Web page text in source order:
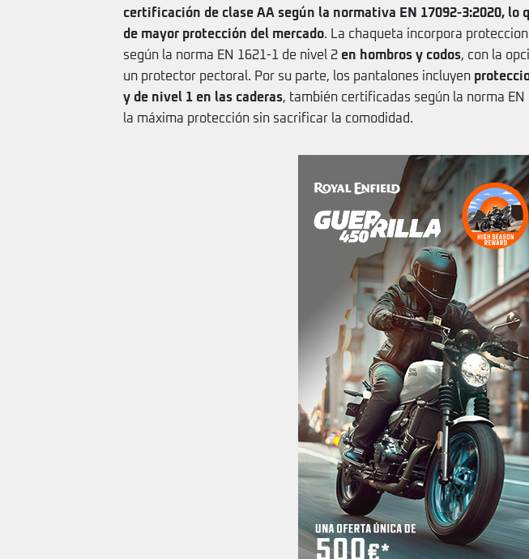
certificación de clase AA según la normativa EN 17092-3:2020, lo
de mayor protección del mercado. La chaqueta incorpora
según la norma EN 1621-1 de nivel 2 en hombros y codos, con la
un protector pectoral. Por su parte, los pantalones incluyen
y de nivel 1 en las caderas, también certificadas según la norma
la máxima protección sin sacrificar la comodidad.